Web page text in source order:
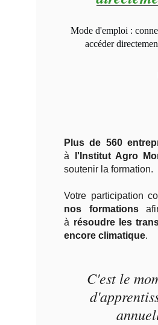
Mode d'emploi :
accéder
Plus de 560
à
l'Institut Agro
soutenir la formation.
Votre participation
nos formations
à résoudre les
encore climatique.
C'est le